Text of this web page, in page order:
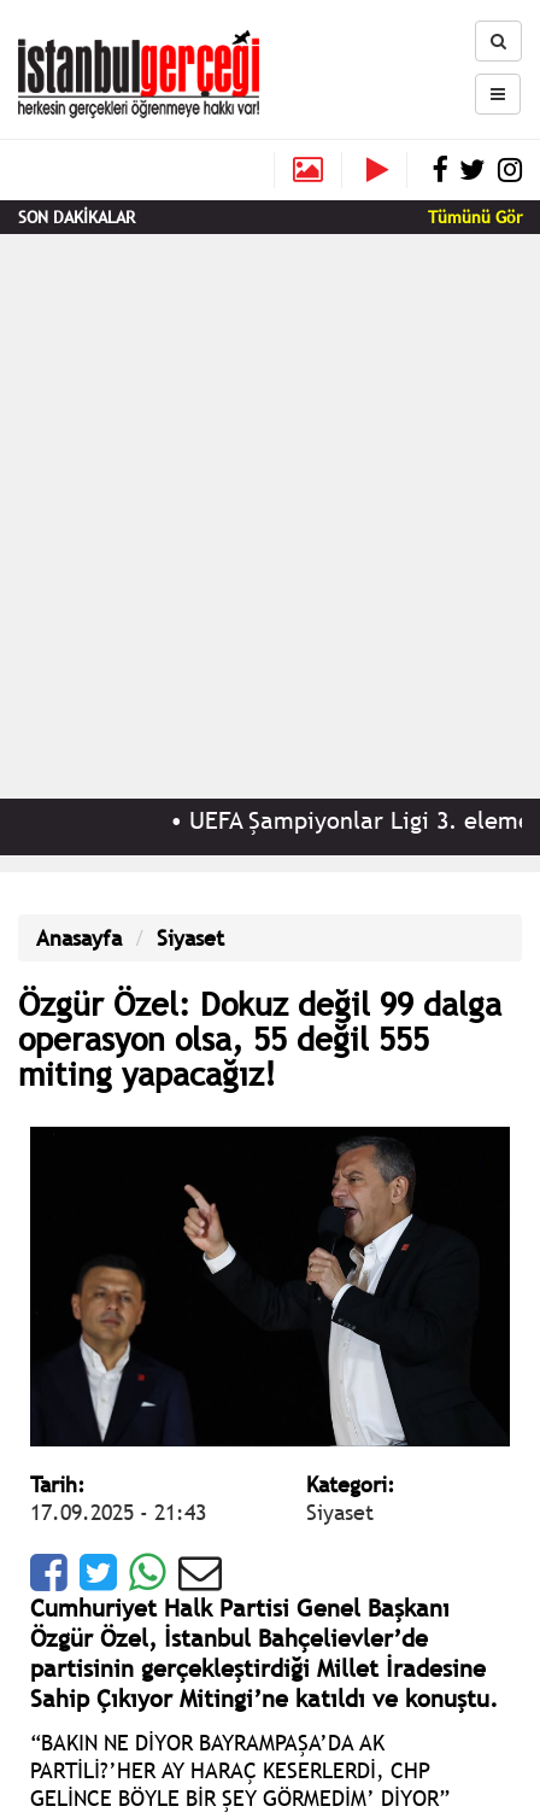
SON DAKİKALAR Tümünü Gör
UEFA Şampiyonlar Ligi 3. eleme
Anasayfa Siyaset
Özgür Özel: Dokuz değil 99 dalga
operasyon olsa, 55 değil 555
miting yapacağız!
Tarih:
17.09.2025 - 21:43
Kategori:
Siyaset
Cumhuriyet Halk Partisi Genel Başkanı
Özgür Özel, İstanbul Bahçelievler’de
partisinin gerçekleştirdiği Millet İradesine
Sahip Çıkıyor Mitingi’ne katıldı ve konuştu.
“BAKIN NE DİYOR BAYRAMPAŞA’DA AK
PARTİLİ?’HER AY HARAÇ KESERLERDİ, CHP
GELİNCE BÖYLE BİR ŞEY GÖRMEDİM’ DİYOR”